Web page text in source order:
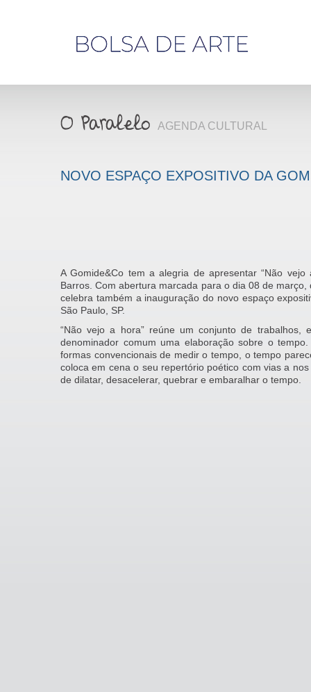
AGENDA CULTURAL
NOVO ESPAÇO EXPOSITIVO DA
A Gomide&Co tem a alegria de apresentar “Não
Barros. Com abertura marcada para o dia 08 de
celebra também a inauguração do novo espaço
São Paulo, SP.
“Não vejo a hora” reúne um conjunto de trabalhos,
denominador comum uma elaboração sobre o
formas convencionais de medir o tempo, o tempo
coloca em cena o seu repertório poético com vias a
de dilatar, desacelerar, quebrar e embaralhar o tempo.